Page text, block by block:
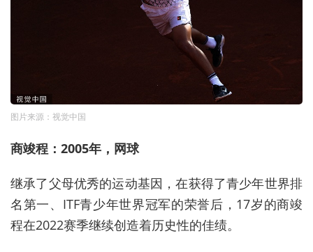
图片来源：视觉中国
商竣程：2005年，网球
继承了父母优秀的运动基因，在获得了青少年世界排
名第一、ITF青少年世界冠军的荣誉后，17岁的商竣
程在2022赛季继续创造着历史性的佳绩。